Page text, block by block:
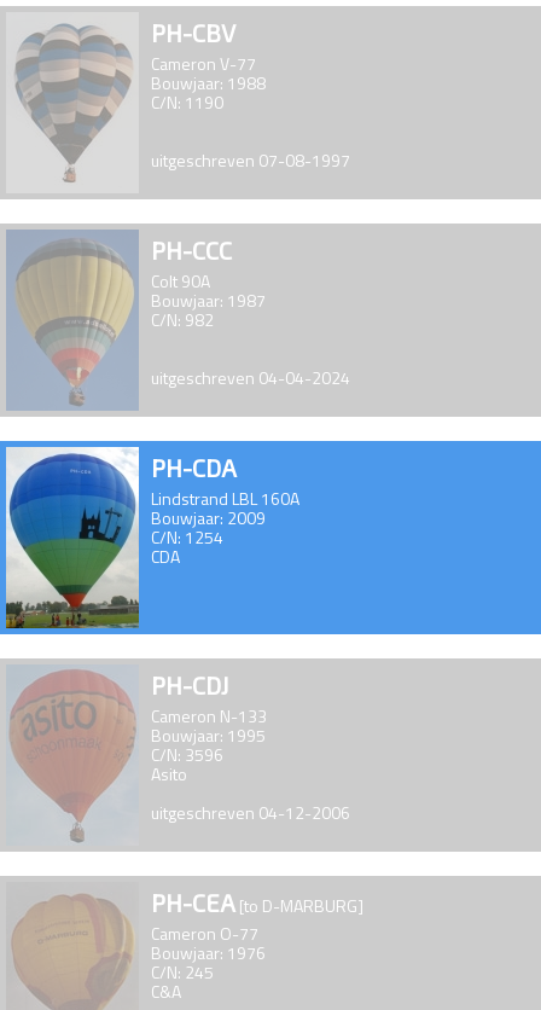
PH-CBV
Cameron V-77
Bouwjaar: 1988
C/N: 1190
uitgeschreven 07-08-1997
PH-CCC
Colt 90A
Bouwjaar: 1987
C/N: 982
uitgeschreven 04-04-2024
PH-CDA
Lindstrand LBL 160A
Bouwjaar: 2009
C/N: 1254
CDA
PH-CDJ
Cameron N-133
Bouwjaar: 1995
C/N: 3596
Asito
uitgeschreven 04-12-2006
PH-CEA[to D-MARBURG]
Cameron O-77
Bouwjaar: 1976
C/N: 245
C&A